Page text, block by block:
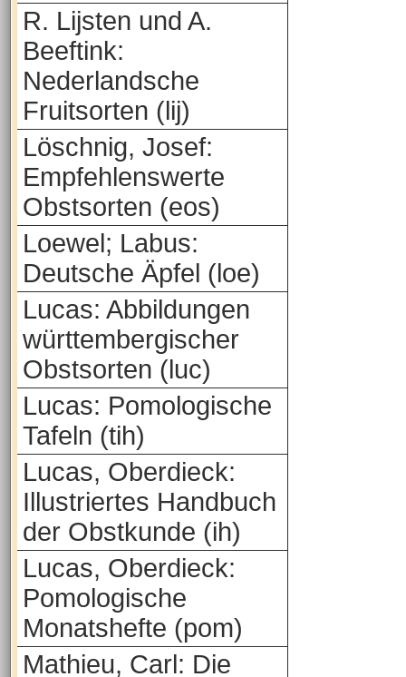
R. Lijsten und A.
Beeftink:
Nederlandsche
Fruitsorten (lij)
Löschnig, Josef:
Empfehlenswerte
Obstsorten (eos)
Loewel; Labus:
Deutsche Äpfel (loe)
Lucas: Abbildungen
württembergischer
Obstsorten (luc)
Lucas: Pomologische
Tafeln (tih)
Lucas, Oberdieck:
Illustriertes Handbuch
der Obstkunde (ih)
Lucas, Oberdieck:
Pomologische
Monatshefte (pom)
Mathieu, Carl: Die